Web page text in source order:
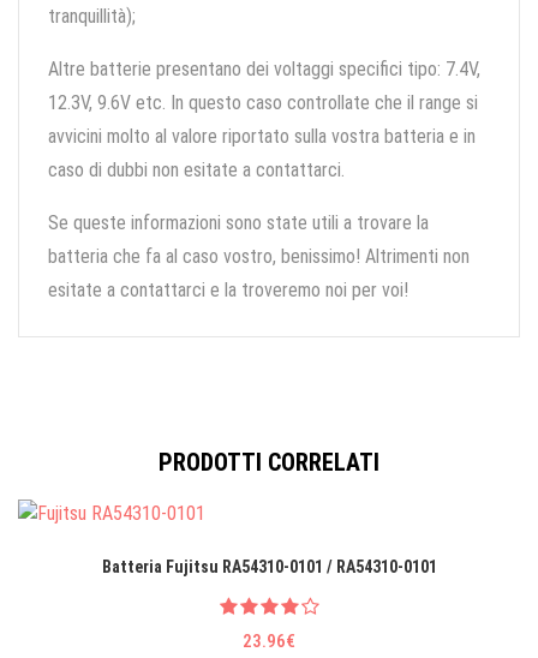
tranquillità);
Altre batterie presentano dei voltaggi specifici tipo: 7.4V,
12.3V, 9.6V etc. In questo caso controllate che il range si
avvicini molto al valore riportato sulla vostra batteria e in
caso di dubbi non esitate a contattarci.
Se queste informazioni sono state utili a trovare la
batteria che fa al caso vostro, benissimo! Altrimenti non
esitate a contattarci e la troveremo noi per voi!
PRODOTTI CORRELATI
Batteria Fujitsu RA54310-0101 / RA54310-0101
23.96€